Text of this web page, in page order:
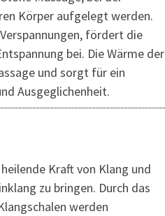
Körper aufgelegt werden.
fördert die
bei. Die Wärme der
und sorgt für ein
Ausgeglichenheit.
Kraft von Klang und
zu bringen. Durch das
werden